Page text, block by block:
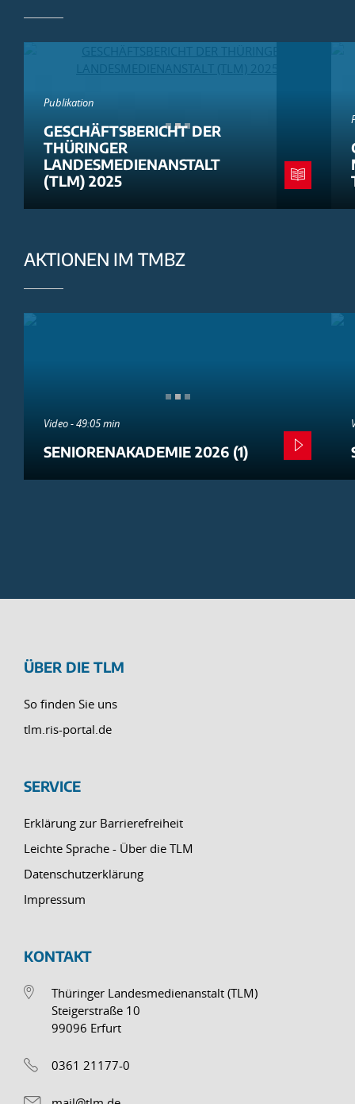
Publikation
GESCHÄFTSBERICHT DER
THÜRINGER
LANDESMEDIENANSTALT
(TLM) 2025
AKTIONEN IM TMBZ
Video - 49:05 min
SENIORENAKADEMIE 2026 (1)
ÜBER DIE TLM
So finden Sie uns
tlm.ris-portal.de
SERVICE
Erklärung zur Barrierefreiheit
Leichte Sprache - Über die TLM
Datenschutzerklärung
Impressum
KONTAKT
Thüringer Landesmedienanstalt (TLM)
Steigerstraße 10
99096 Erfurt
0361 21177-0